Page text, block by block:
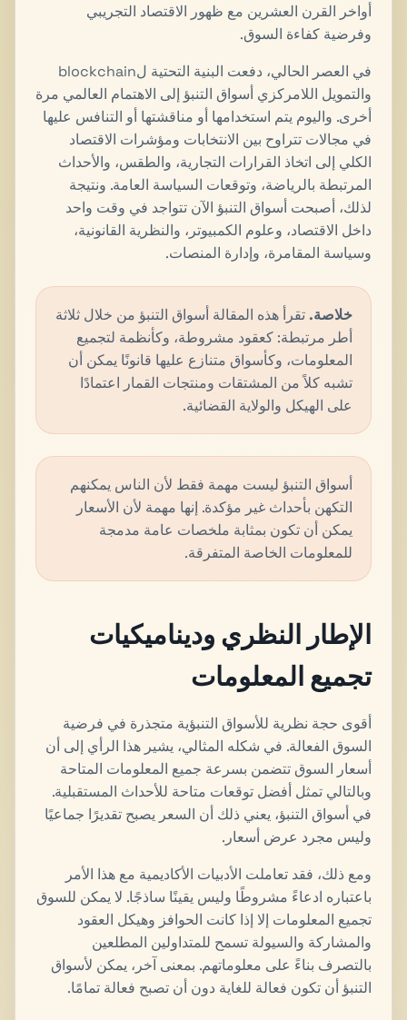
أواخر القرن العشرين مع ظهور الاقتصاد التجريبي
وفرضية كفاءة السوق.
في العصر الحالي، دفعت البنية التحتية لblockchain
والتمويل اللامركزي أسواق التنبؤ إلى الاهتمام العالمي مرة
أخرى. واليوم يتم استخدامها أو مناقشتها أو التنافس عليها
في مجالات تتراوح بين الانتخابات ومؤشرات الاقتصاد
الكلي إلى اتخاذ القرارات التجارية، والطقس، والأحداث
المرتبطة بالرياضة، وتوقعات السياسة العامة. ونتيجة
لذلك، أصبحت أسواق التنبؤ الآن تتواجد في وقت واحد
داخل الاقتصاد، وعلوم الكمبيوتر، والنظرية القانونية،
وسياسة المقامرة، وإدارة المنصات.
خلاصة. تقرأ هذه المقالة أسواق التنبؤ من خلال ثلاثة
أطر مرتبطة: كعقود مشروطة، وكأنظمة لتجميع
المعلومات، وكأسواق متنازع عليها قانونًا يمكن أن
تشبه كلاً من المشتقات ومنتجات القمار اعتمادًا
على الهيكل والولاية القضائية.
أسواق التنبؤ ليست مهمة فقط لأن الناس يمكنهم
التكهن بأحداث غير مؤكدة. إنها مهمة لأن الأسعار
يمكن أن تكون بمثابة ملخصات عامة مدمجة
للمعلومات الخاصة المتفرقة.
الإطار النظري وديناميكيات
تجميع المعلومات
أقوى حجة نظرية للأسواق التنبؤية متجذرة في فرضية
السوق الفعالة. في شكله المثالي، يشير هذا الرأي إلى أن
أسعار السوق تتضمن بسرعة جميع المعلومات المتاحة
وبالتالي تمثل أفضل توقعات متاحة للأحداث المستقبلية.
في أسواق التنبؤ، يعني ذلك أن السعر يصبح تقديرًا جماعيًا
وليس مجرد عرض أسعار.
ومع ذلك، فقد تعاملت الأدبيات الأكاديمية مع هذا الأمر
باعتباره ادعاءً مشروطًا وليس يقينًا ساذجًا. لا يمكن للسوق
تجميع المعلومات إلا إذا كانت الحوافز وهيكل العقود
والمشاركة والسيولة تسمح للمتداولين المطلعين
بالتصرف بناءً على معلوماتهم. بمعنى آخر، يمكن لأسواق
التنبؤ أن تكون فعالة للغاية دون أن تصبح فعالة تمامًا.